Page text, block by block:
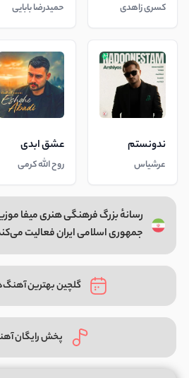
کسری زاهدی حمیدرضا بابایی
ندونستم
عرشیاس
عشق ابدی
روح الله کرمی
رسانهٔ بزرگ فرهنگی هنری میفا
جمهوری اسلامی ایران فعالیت
گلچین بهترین
پخش رایگان